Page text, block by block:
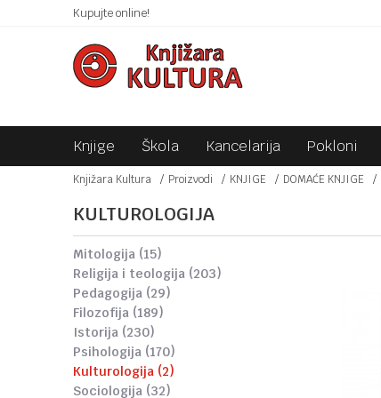
Kupujte online!SIGURNO PLAĆANJE PLATNIM KARTICAMA!
Knjige Škola Kancelarija Pokloni
Knjižara Kultura Proizvodi KNJIGE DOMAĆE KNJIGE
KULTUROLOGIJA
mitologija (15)
religija i teologija (203)
pedagogija (29)
filozofija (189)
istorija (230)
psihologija (170)
kulturologija (2)
sociologija (32)